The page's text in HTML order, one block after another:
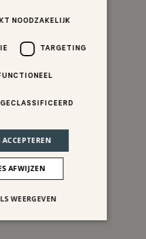
NOODZAKELIJK
TARGETING
ACCEPTEREN
AFWIJZEN
WEERGEVEN